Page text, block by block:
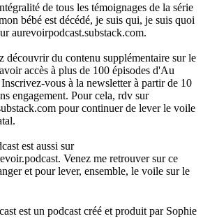
de tous les témoignages de la série
bébé est décédé, je suis qui, je suis quoi
aurevoirpodcast.substack.com.
découvrir du contenu supplémentaire sur le
accès à plus de 100 épisodes d'Au
vous à la newsletter à partir de 10
engagement. Pour cela, rdv sur
pour continuer de lever le voile
est aussi sur
Venez me retrouver sur ce
et pour lever, ensemble, le voile sur le
est un podcast créé et produit par Sophie